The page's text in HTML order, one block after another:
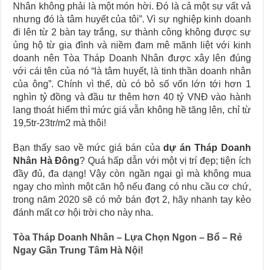
Nhân không phải là một món hời. Đó là cả một sự vất vả
nhưng đó là tâm huyết của tôi”. Vì sự nghiệp kinh doanh
đi lên từ 2 bàn tay trắng, sự thành công không được sự
ủng hộ từ gia đình và niềm đam mê mãnh liệt với kinh
doanh nên Tòa Tháp Doanh Nhân được xây lên đúng
với cái tên của nó “là tâm huyết, là tinh thần doanh nhân
của ông”. Chính vì thế, dù có bỏ số vốn lớn tới hơn 1
nghìn tỷ đồng và đầu tư thêm hơn 40 tỷ VNĐ vào hành
lang thoát hiểm thì mức giá vẫn không hề tăng lên, chỉ từ
19,5tr-23tr/m2 mà thôi!
Bạn thấy sao về mức giá bán củadự án Tháp Doanh
Nhân Hà Đông? Quá hấp dẫn với một vị trí đẹp; tiện ích
đầy đủ, đa dạng! Vậy còn ngần ngại gì mà không mua
ngay cho mình một căn hộ nếu đang có nhu cầu cơ chứ,
trong năm 2020 sẽ có mở bán đợt 2, hãy nhanh tay kẻo
đánh mất cơ hội trời cho này nha.
Tòa Tháp Doanh Nhân – Lựa Chọn Ngon – Bổ – Rẻ
Ngay Gần Trung Tâm Hà Nội!